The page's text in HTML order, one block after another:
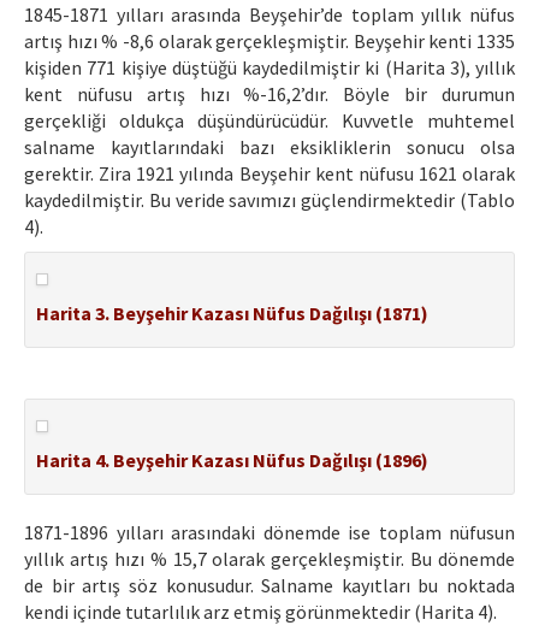
1845-1871 yılları arasında Beyşehir’de toplam yıllık nüfus
artış hızı % -8,6 olarak gerçekleşmiştir. Beyşehir kenti 1335
kişiden 771 kişiye düştüğü kaydedilmiştir ki (Harita 3), yıllık
kent nüfusu artış hızı %-16,2’dır. Böyle bir durumun
gerçekliği oldukça düşündürücüdür. Kuvvetle muhtemel
salname kayıtlarındaki bazı eksikliklerin sonucu olsa
gerektir. Zira 1921 yılında Beyşehir kent nüfusu 1621 olarak
kaydedilmiştir. Bu veride savımızı güçlendirmektedir (Tablo
4).
Harita 3. Beyşehir Kazası Nüfus Dağılışı (1871)
Harita 4. Beyşehir Kazası Nüfus Dağılışı (1896)
1871-1896 yılları arasındaki dönemde ise toplam nüfusun
yıllık artış hızı % 15,7 olarak gerçekleşmiştir. Bu dönemde
de bir artış söz konusudur. Salname kayıtları bu noktada
kendi içinde tutarlılık arz etmiş görünmektedir (Harita 4).